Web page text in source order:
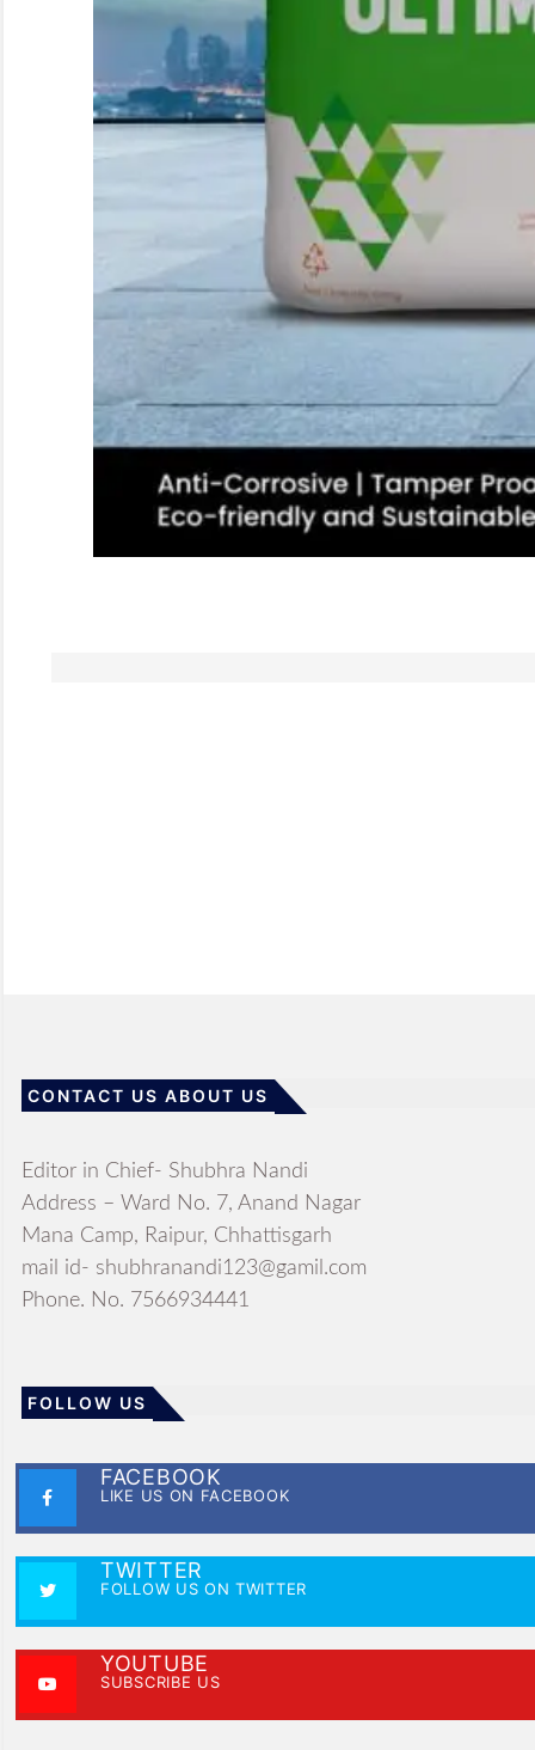
CONTACT US ABOUT US
Editor in Chief- Shubhra Nandi
Address – Ward No. 7, Anand Nagar
Mana Camp, Raipur, Chhattisgarh
mail id- shubhranandi123@gamil.com
Phone. No. 7566934441
FOLLOW US
FACEBOOK
LIKE US ON FACEBOOK
TWITTER
FOLLOW US ON TWITTER
YOUTUBE
SUBSCRIBE US